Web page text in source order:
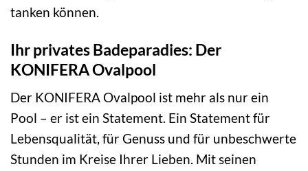
tanken können.
Ihr privates Badeparadies: Der
KONIFERA Ovalpool
Der KONIFERA Ovalpool ist mehr als nur ein
Pool – er ist ein Statement. Ein Statement für
Lebensqualität, für Genuss und für unbeschwerte
Stunden im Kreise Ihrer Lieben. Mit seinen